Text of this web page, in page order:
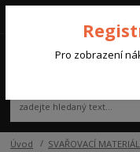
(Po-Pá, 07:00-15:30 hod.)
Úvod SVAŘOVACÍ
Pro zobrazení